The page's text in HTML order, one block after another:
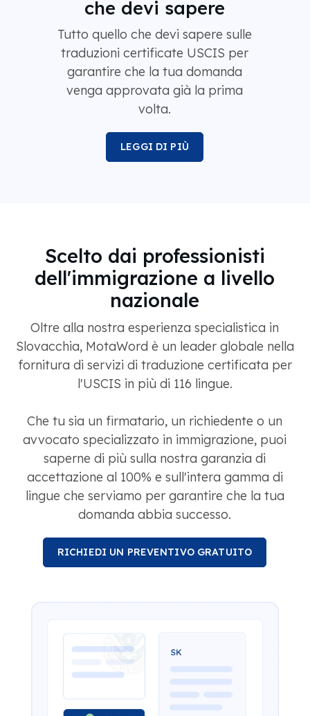
che devi sapere
Tutto quello che devi sapere sulle
traduzioni certificate USCIS per
garantire che la tua domanda
venga approvata già la prima
volta.
LEGGI DI PIÙ
Scelto dai professionisti
dell'immigrazione a livello
nazionale
Oltre alla nostra esperienza specialistica in
Slovacchia, MotaWord è un leader globale nella
fornitura di servizi di traduzione certificata per
l'USCIS in più di 116 lingue.
Che tu sia un firmatario, un richiedente o un
avvocato specializzato in immigrazione, puoi
saperne di più sulla nostra garanzia di
accettazione al 100% e sull'intera gamma di
lingue che serviamo per garantire che la tua
domanda abbia successo.
RICHIEDI UN PREVENTIVO GRATUITO